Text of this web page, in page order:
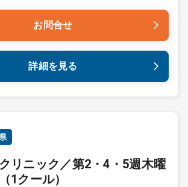
お問合せ
詳細を見る
クリニック／第2・4・5週木曜
1クール）